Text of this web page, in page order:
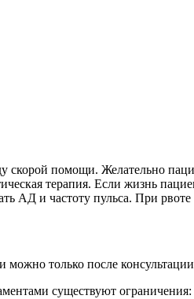
скорой помощи. Желательно
терапия. Если жизнь
АД и частоту пульса. При
только после
существуют ограничения: